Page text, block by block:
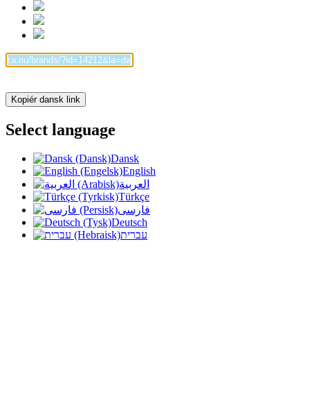
Kopiér dansk link
Select language
Dansk
English
العربية
Türkçe
فارسی
Deutsch
עברית